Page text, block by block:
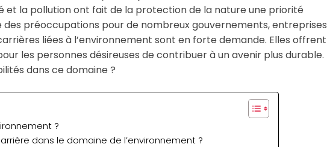
et la pollution ont fait de la protection de la nature une priorité
des préoccupations pour de nombreux gouvernements, entreprises
liées à l’environnement sont en forte demande. Elles offrent
les personnes désireuses de contribuer à un avenir plus durable.
dans ce domaine ?
?
dans le domaine de l’environnement ?